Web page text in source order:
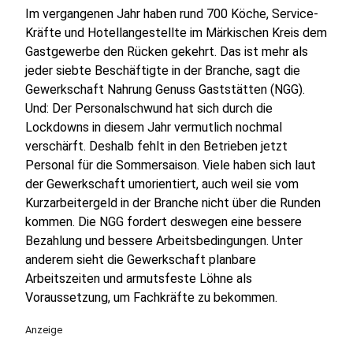
Im vergangenen Jahr haben rund 700 Köche, Service-
Kräfte und Hotellangestellte im Märkischen Kreis dem
Gastgewerbe den Rücken gekehrt. Das ist mehr als
jeder siebte Beschäftigte in der Branche, sagt die
Gewerkschaft Nahrung Genuss Gaststätten (NGG).
Und: Der Personalschwund hat sich durch die
Lockdowns in diesem Jahr vermutlich nochmal
verschärft. Deshalb fehlt in den Betrieben jetzt
Personal für die Sommersaison. Viele haben sich laut
der Gewerkschaft umorientiert, auch weil sie vom
Kurzarbeitergeld in der Branche nicht über die Runden
kommen. Die NGG fordert deswegen eine bessere
Bezahlung und bessere Arbeitsbedingungen. Unter
anderem sieht die Gewerkschaft planbare
Arbeitszeiten und armutsfeste Löhne als
Voraussetzung, um Fachkräfte zu bekommen.
Anzeige